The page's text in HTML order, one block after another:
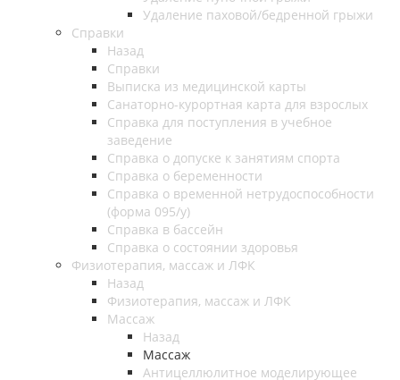
Удаление паховой/бедренной грыжи
Справки
Назад
Справки
Выписка из медицинской карты
Санаторно-курортная карта для взрослых
Справка для поступления в учебное
заведение
Справка о допуске к занятиям спорта
Справка о беременности
Справка о временной нетрудоспособности
(форма 095/у)
Справка в бассейн
Справка о состоянии здоровья
Физиотерапия, массаж и ЛФК
Назад
Физиотерапия, массаж и ЛФК
Массаж
Назад
Массаж
Антицеллюлитное моделирующее